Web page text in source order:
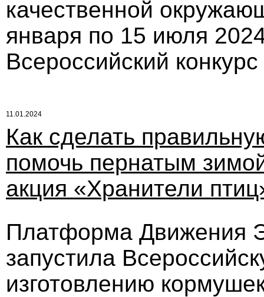
качественной
января по 15 июля
Всероссийский
11.01.2024
Как сделать
помочь пернатым
акция «Хранители
Платформа Движения
запустила
изготовлению